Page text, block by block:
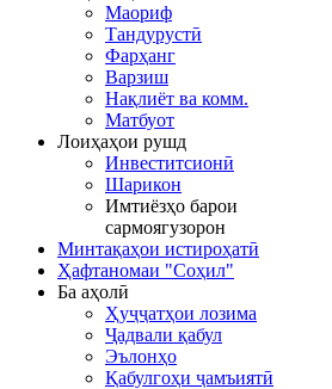
Маориф
Тандурустӣ
Фарҳанг
Варзиш
Нақлиёт ва комм.
Матбуот
Лоиҳаҳои рушд
Инвеститсионӣ
Шарикон
Имтиёзҳо барои
сармоягузорон
Минтақаҳои истироҳатӣ
Ҳафтаномаи "Соҳил"
Ба аҳолӣ
Ҳуҷҷатҳои лозима
Ҷадвали қабул
Эълонҳо
Қабулгоҳи ҷамъиятӣ